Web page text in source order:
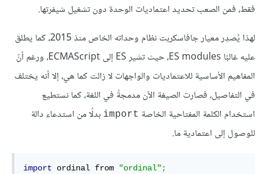
فقط، فمن الصعب تحديد اعتماديات الوحدة دون تشغيل شيفرتها.
لهذا يُصدِر معيار جافاسكربت نظام وحداته الخاص منذ 2015، كما يطلق
عليه غالبًا ES modules، حيث تشير ES إلى ECMAScript، ورغم أنّ
المفاهيم الأساسية للاعتماديات والواجهات لا زالت كما هي، إلا أنه يختلف
في التفاصيل، فصارت الصيغة الآن مدمجةً في اللغة، كما نستطيع
استخدام الكلمة المفتاحية الخاصة import بدلًا من استدعاء دالة
للوصول إلى اعتمادية ما.
import ordinal from "ordinal" ;